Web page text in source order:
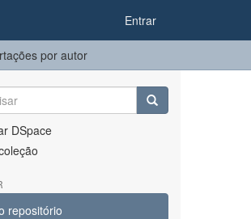
Entrar
por autor
DSpace
repositório